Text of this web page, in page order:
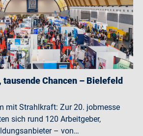
Chancen – Bielefeld
mit Strahlkraft: Zur 20. jobmesse
sich rund 120 Arbeitgeber,
– von…